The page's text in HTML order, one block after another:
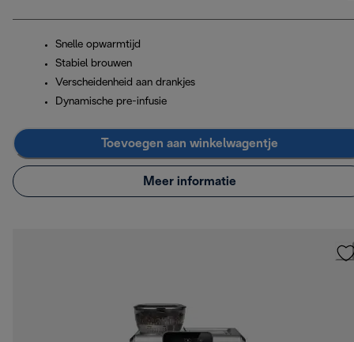
Snelle opwarmtijd
Stabiel brouwen
Verscheidenheid aan drankjes
Dynamische pre-infusie
Toevoegen aan winkelwagentje
Meer informatie